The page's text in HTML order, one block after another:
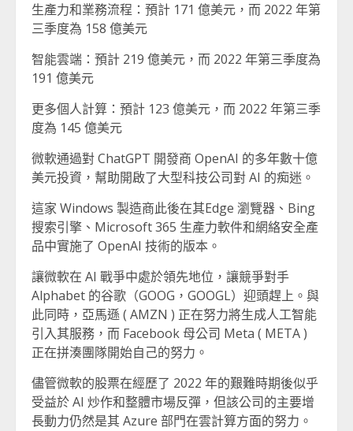
生產力和業務流程：預計 171 億美元，而 2022 年第
三季度為 158 億美元
智能雲端：預計 219 億美元，而 2022 年第三季度為
191 億美元
更多個人計算：預計 123 億美元，而 2022 年第三季
度為 145 億美元
微軟通過對 ChatGPT 開發商 OpenAI 的多年數十億
美元投資，幫助開啟了大型科技公司對 AI 的痴迷。
這家 Windows 製造商此後在其Edge 瀏覽器、Bing
搜索引擎、Microsoft 365 生產力軟件和網絡安全產
品中實施了 OpenAI 技術的版本。
讓微軟在 AI 戰爭中處於領先地位，讓競爭對手
Alphabet 的谷歌（GOOG，GOOGL）迎頭趕上。與
此同時，亞馬遜 ( AMZN ) 正在努力將生成人工智能
引入其服務，而 Facebook 母公司 Meta ( META )
正在拼湊團隊開始自己的努力。
儘管微軟的股票在經歷了 2022 年的艱難時期後似乎
受益於 AI 炒作和整體市場反彈，但該公司的主要增
長動力仍然是其 Azure 部門在雲計算方面的努力。